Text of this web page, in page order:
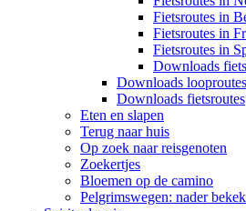
Fietsroutes in
Fietsroutes in
Fietsroutes in
Downloads
Downloads
Downloads fietsroutes
Eten en slapen
Terug naar huis
Op zoek naar reisgenoten
Zoekertjes
Bloemen op de camino
Pelgrimswegen: nader